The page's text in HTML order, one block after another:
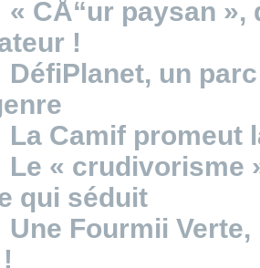
« CÅ“ur paysan
!
DéfiPlanet, un
La Camif promeut
Le « crudivorisme
qui séduit
Une Fourmii